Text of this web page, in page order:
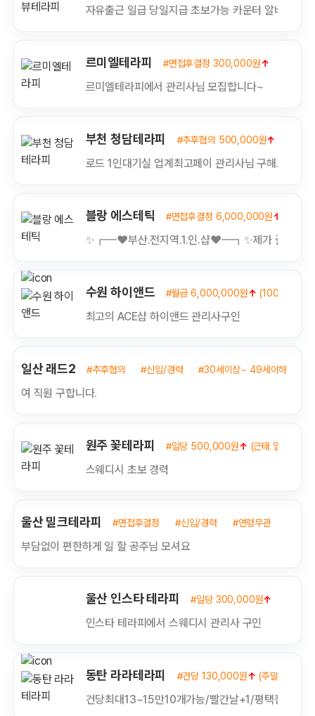
자유출근 일급 당일지급 초보가능 카운터 알바환
르미엘테라피 #면접후결정 300,000원↑
르미엘테라피에서 관리사님 모집합니다~
부천 청담테라피 #추후협의 500,000원↑
로드 1인대기실 업계최고페이 관리사님 구해요
블랑 에스테틱 #면접후결정 6,000,000원↑
✨┏━❤️부산.전지역.1.인.샵❤️━┓✨제가 갈께요^^
수원 하이앤드 #월급 6,000,000원↑ (1000000)
최고의 ACE샵 하이앤드 관리사구인
일산 래드2 #추후협의 #신입/경력 #30세이상~ 49세이하
여 직원 구합니다.
원주 꽃테라피 #일당 500,000원↑ (근태 열심히 하
스웨디시 초보 경력
울산 밀크테라피 #면접후결정 #신입/경력 #연령무관
부담없이 편한하게 일 할 공주님 모셔요
울산 인스타 테라피 #일당 300,000원↑
인스타 테라피에서 스웨디시 관리사 구인
동탄 라라테라피 #건당 130,000원↑ (주말수당 만
건당최대13~15만10개가능/빨간날+1/평택점&동